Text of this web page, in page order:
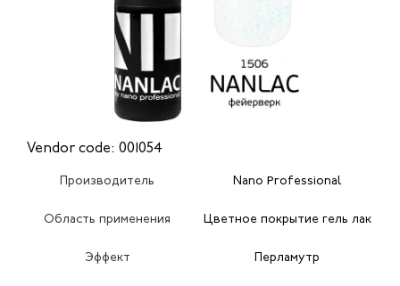
Vendor code: 001054
Производитель Nano Professional
Область применения Цветное покрытие гель лак
Эффект Перламутр